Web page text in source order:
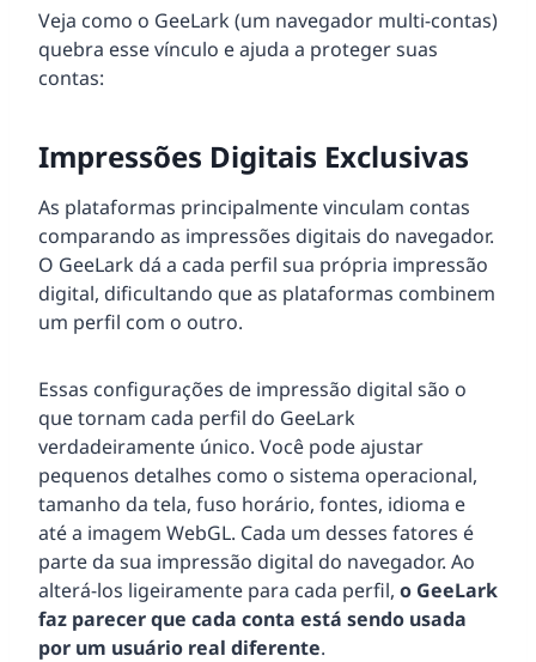
Veja como o GeeLark (um navegador multi-contas)
quebra esse vínculo e ajuda a proteger suas
contas:
Impressões Digitais Exclusivas
As plataformas principalmente vinculam contas
comparando as impressões digitais do navegador.
O GeeLark dá a cada perfil sua própria impressão
digital, dificultando que as plataformas combinem
um perfil com o outro.
Essas configurações de impressão digital são o
que tornam cada perfil do GeeLark
verdadeiramente único. Você pode ajustar
pequenos detalhes como o sistema operacional,
tamanho da tela, fuso horário, fontes, idioma e
até a imagem WebGL. Cada um desses fatores é
parte da sua impressão digital do navegador. Ao
alterá-los ligeiramente para cada perfil, o GeeLark
faz parecer que cada conta está sendo usada
por um usuário real diferente.